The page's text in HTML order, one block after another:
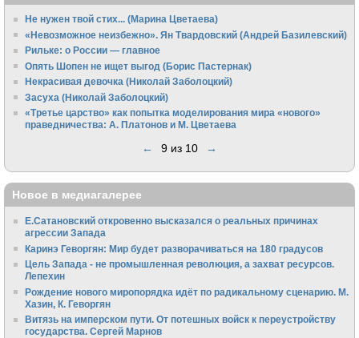
Не нужен твой стих... (Марина Цветаева)
«Невозможное неизбежно». Ян Твардовский (Андрей Базилевский)
Рильке: о России — главное
Опять Шопен не ищет выгод (Борис Пастернак)
Некрасивая девочка (Николай Заболоцкий)
Засуха (Николай Заболоцкий)
«Третье царство» как попытка моделирования мира «нового»
праведничества: А. Платонов и М. Цветаева
← 9 из 10 →
Новое в медиагалерее
Е.Сатановский откровенно высказался о реальных причинах
агрессии Запада
Каринэ Геворгян: Мир будет разворачиваться на 180 градусов
Цель Запада - не промышленная революция, а захват ресурсов.
Лепехин
Рождение нового миропорядка идёт по радикальному сценарию. М.
Хазин, К. Геворгян
Витязь на имперском пути. От потешных войск к переустройству
государства. Сергей Марнов